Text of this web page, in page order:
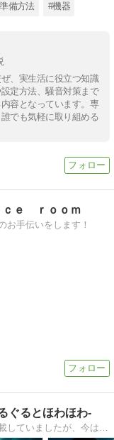
備方法 #機器
、実生活に役立つ知識
定方法、騒音対策まで
容となっています。専
でも気軽に取り組める
ｃｅ ｒｏｏｍ
お手伝いをします！
ぐるとほわほわ-